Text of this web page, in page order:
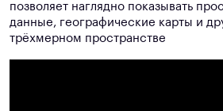
позволяет наглядно показывать
данные, географические карты и
трёхмерном пространстве